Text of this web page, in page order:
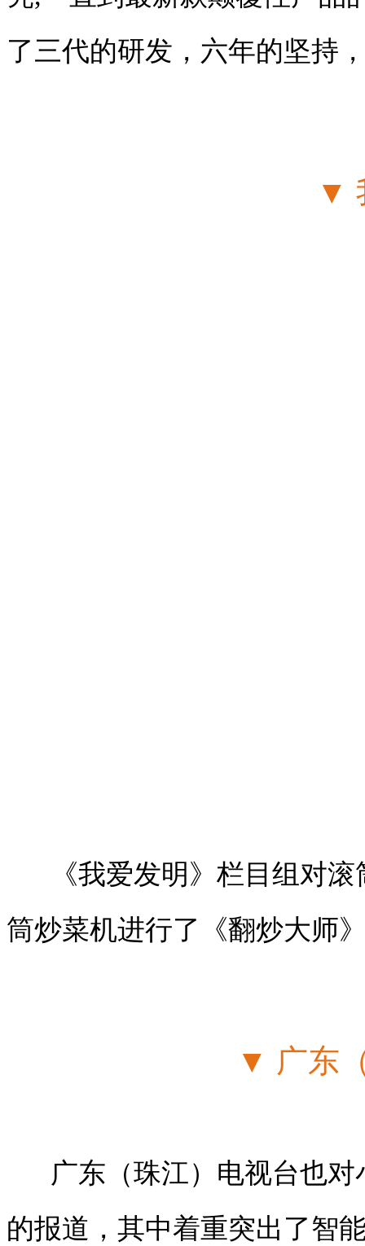
了三代的研发，六年的坚持
▼
《我爱发明》栏目组对滚
筒炒菜机进行了《翻炒大师
▼ 广东
广东（珠江）电视台也对
的报道，其中着重突出了智